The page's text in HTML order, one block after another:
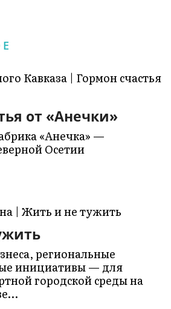
от «Анечки»
«Анечка» —
Осетии
региональные
инициативы — для
городской среды на